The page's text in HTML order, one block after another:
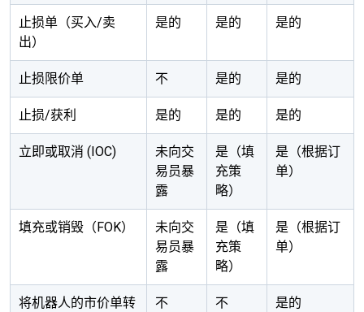
止损单（买入/卖
出）
是的 是的 是的
止损限价单 不 是的 是的
止损/获利 是的 是的 是的
立即或取消 (IOC)
未向交
易员暴
露
是（填
充策
略）
是（根据订
单）
填充或销毁（FOK）
未向交
易员暴
露
是（填
充策
略）
是（根据订
单）
将机器人的市价单转
不 不 是的